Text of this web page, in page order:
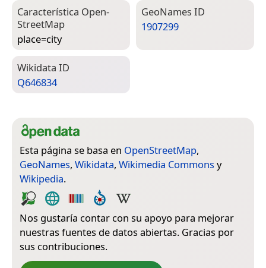
Característica Open­
Street­Map
place=­city
Geo­Names ID
1907299
Wiki­data ID
Q646834
Esta página se basa en OpenStreetMap,
GeoNames, Wikidata, Wikimedia Commons y
Wikipedia.
Nos gustaría contar con su apoyo para mejorar
nuestras fuentes de datos abiertas. Gracias por
sus contribuciones.